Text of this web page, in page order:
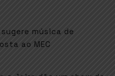
música de
ao MEC